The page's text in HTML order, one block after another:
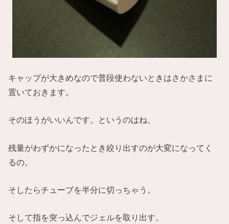
キャップが大きめなので普段使わないときはさかさまに
置いておきます。
そのほうがいいんです。というのはね、
残量がわずかになったとき絞り出すのが大変になってく
るの。
そしたらチューブを半分に切っちゃう。
そして指を突っ込んでジェルを取り出す。